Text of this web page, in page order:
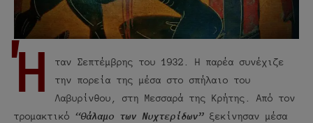
Ή
ταν Σεπτέμβρης του 1932. Η παρέα συνέχιζε
την πορεία της μέσα στο σπήλαιο του
Λαβυρίνθου, στη Μεσσαρά της Κρήτης. Από τον
τρομακτικό “Θάλαμο των Νυχτερίδων” ξεκίνησαν μέσα